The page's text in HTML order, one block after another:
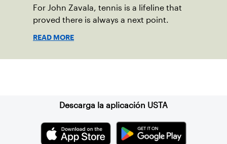
For John Zavala, tennis is a lifeline that
proved there is always a next point.
READ MORE
Descarga la aplicación USTA